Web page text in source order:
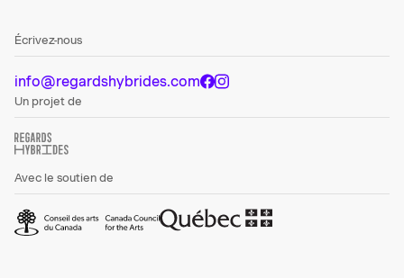
Écrivez-nous
info@regardshybrides.com
Un projet de
Avec le soutien de